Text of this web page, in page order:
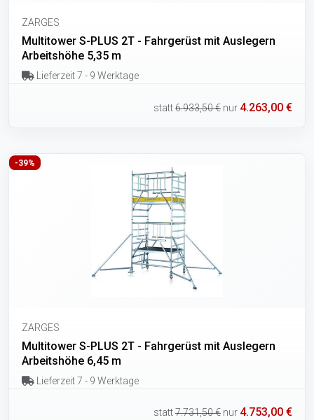
ZARGES
Multitower S-PLUS 2T - Fahrgerüst mit Auslegern
Arbeitshöhe 5,35 m
Lieferzeit 7 - 9 Werktage
statt6.933,50 € nur 4.263,00 €
-39%
ZARGES
Multitower S-PLUS 2T - Fahrgerüst mit Auslegern
Arbeitshöhe 6,45 m
Lieferzeit 7 - 9 Werktage
statt7.731,50 € nur 4.753,00 €